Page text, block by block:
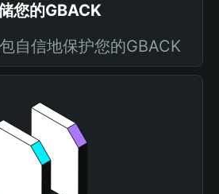
您的GBACK
自信地保护您的GBACK